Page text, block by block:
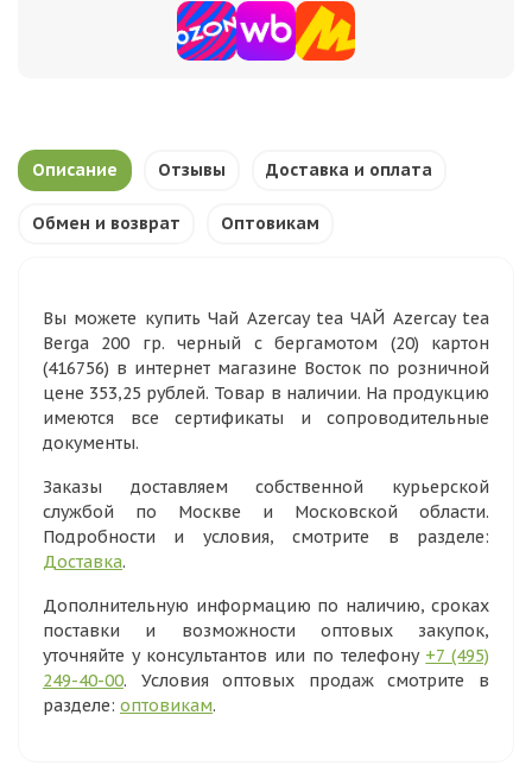
Описание Отзывы Доставка и оплата
Обмен и возврат Оптовикам
Вы можете купить Чай Azercay tea ЧАЙ Azercay tea
Berga 200 гр. черный с бергамотом (20) картон
(416756) в интернет магазине Восток по розничной
цене 353,25 рублей. Товар в наличии. На продукцию
имеются все сертификаты и сопроводительные
документы.
Заказы доставляем собственной курьерской
службой по Москве и Московской области.
Подробности и условия, смотрите в разделе:
Доставка.
Дополнительную информацию по наличию, сроках
поставки и возможности оптовых закупок,
уточняйте у консультантов или по телефону +7 (495)
249-40-00. Условия оптовых продаж смотрите в
разделе: оптовикам.